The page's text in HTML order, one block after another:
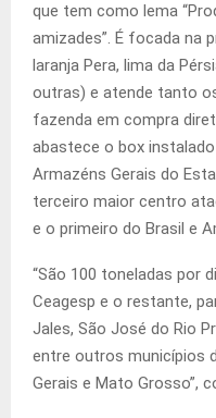
que tem como lema
amizades”. É focada na
laranja Pera, lima da
outras) e atende tanto
fazenda em compra
abastece o box
Armazéns Gerais do
terceiro maior centro
e o primeiro do Brasil e
“São 100 toneladas por
Ceagesp e o restante,
Jales, São José do Rio
entre outros municípios
Gerais e Mato Grosso”,